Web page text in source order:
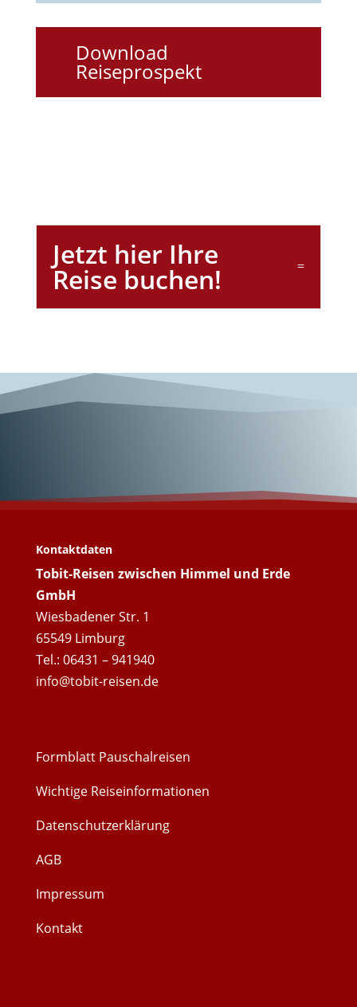
Download
Reiseprospekt
Jetzt hier Ihre
Reise buchen!
Kontaktdaten
Tobit-Reisen zwischen Himmel und Erde
GmbH
Wiesbadener Str. 1
65549 Limburg
Tel.: 06431 – 941940
info@tobit-reisen.de
Formblatt Pauschalreisen
Wichtige Reiseinformationen
Datenschutzerklärung
AGB
Impressum
Kontakt